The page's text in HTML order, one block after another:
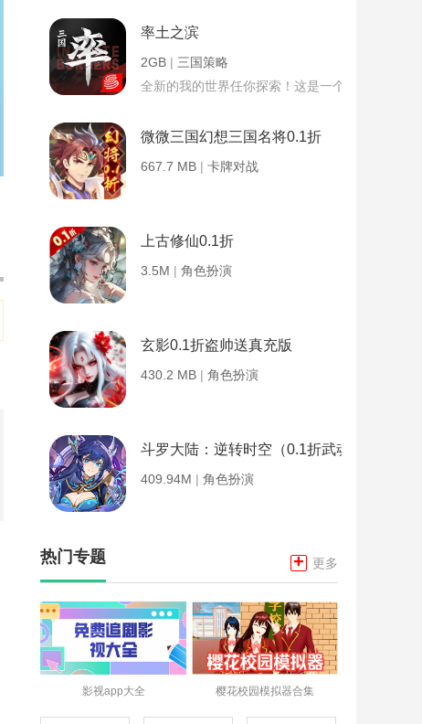
率土之滨
2GB | 三国策略
全新的我的世界任你探索！这是一个小提示字段。
微微三国幻想三国名将0.1折
667.7 MB | 卡牌对战
上古修仙0.1折
3.5M | 角色扮演
玄影0.1折盗帅送真充版
430.2 MB | 角色扮演
斗罗大陆：逆转时空（0.1折武魂觉醒）
409.94M | 角色扮演
热门专题 + 更多
影视app大全 樱花校园模拟器合集